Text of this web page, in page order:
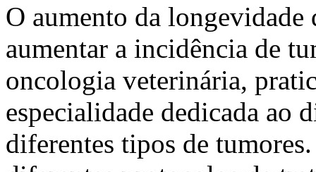
O aumento da longevidade
aumentar a incidência de
oncologia veterinária,
especialidade dedicada ao
diferentes tipos de